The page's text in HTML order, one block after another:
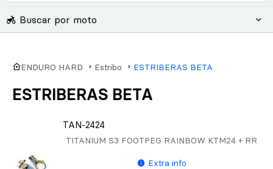
Buscar por moto
ENDURO HARD Estribo ESTRIBERAS BETA
ESTRIBERAS BETA
TAN-2424
TITANIUM S3 FOOTPEG RAINBOW KTM24 + RR
Extra info